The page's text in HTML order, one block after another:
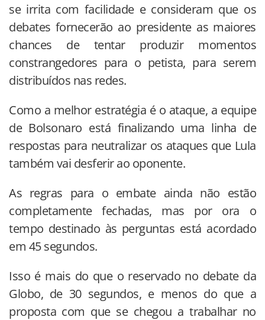
se irrita com facilidade e consideram que os
debates fornecerão ao presidente as maiores
chances de tentar produzir momentos
constrangedores para o petista, para serem
distribuídos nas redes.
Como a melhor estratégia é o ataque, a equipe
de Bolsonaro está finalizando uma linha de
respostas para neutralizar os ataques que Lula
também vai desferir ao oponente.
As regras para o embate ainda não estão
completamente fechadas, mas por ora o
tempo destinado às perguntas está acordado
em 45 segundos.
Isso é mais do que o reservado no debate da
Globo, de 30 segundos, e menos do que a
proposta com que se chegou a trabalhar no